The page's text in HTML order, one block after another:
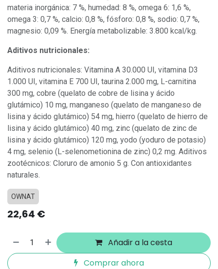
materia inorgánica: 7 %, humedad: 8 %, omega 6: 1,6 %,
omega 3: 0,7 %, calcio: 0,8 %, fósforo: 0,8 %, sodio: 0,7 %,
magnesio: 0,09 %. Energía metabolizable: 3.800 kcal/kg.
Aditivos nutricionales:
Aditivos nutricionales: Vitamina A 30.000 UI, vitamina D3
1.000 UI, vitamina E 700 UI, taurina 2.000 mg, L-carnitina
300 mg, cobre (quelato de cobre de lisina y ácido
glutámico) 10 mg, manganeso (quelato de manganeso de
lisina y ácido glutámico) 54 mg, hierro (quelato de hierro de
lisina y ácido glutámico) 40 mg, zinc (quelato de zinc de
lisina y ácido glutámico) 120 mg, yodo (yoduro de potasio)
4 mg, selenio (L-selenometionina de zinc) 0,2 mg. Aditivos
zootécnicos: Cloruro de amonio 5 g. Con antioxidantes
naturales.
OWNAT
22,64 €
Añadir a la cesta
Comprar ahora